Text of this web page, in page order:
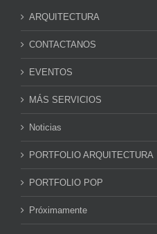
ARQUITECTURA
CONTACTANOS
EVENTOS
MÁS SERVICIOS
Noticias
PORTFOLIO ARQUITECTURA
PORTFOLIO POP
Próximamente